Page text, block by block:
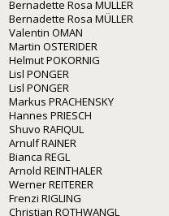
Bernadette Rosa MÜLLER
Bernadette Rosa MÜLLER
Valentin OMAN
Martin OSTERIDER
Helmut POKORNIG
Lisl PONGER
Lisl PONGER
Markus PRACHENSKY
Hannes PRIESCH
Shuvo RAFIQUL
Arnulf RAINER
Bianca REGL
Arnold REINTHALER
Werner REITERER
Frenzi RIGLING
Christian ROTHWANGL